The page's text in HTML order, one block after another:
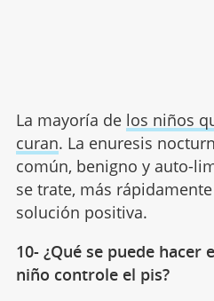
La mayoría de los niños
curan. La enuresis
común, benigno y auto-
se trate, más
solución positiva.
10- ¿Qué se puede hacer
niño controle el pis?